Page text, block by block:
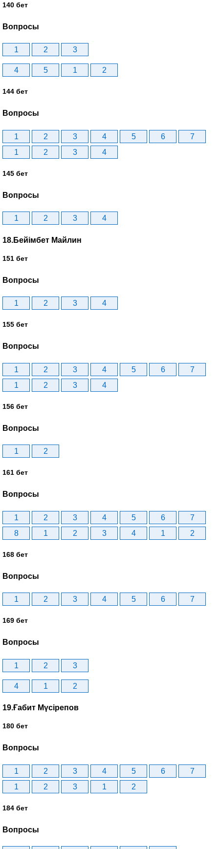
140 бет
Вопросы
1 2 3
4 5 1 2
144 бет
Вопросы
1 2 3 4 5 6
7
1
2 3 4
145 бет
Вопросы
1 2 3 4
18.Бейімбет Майлин
151 бет
Вопросы
1 2 3 4
155 бет
Вопросы
1 2 3 4 5 6
7
1
2 3 4
156 бет
Вопросы
1 2
161 бет
Вопросы
1 2 3 4 5 6
7
8
1 2 3 4 1 2
168 бет
Вопросы
1 2 3 4 5 6 7
169 бет
Вопросы
1 2 3
4 1 2
19.Ғабит Мүсірепов
180 бет
Вопросы
1 2 3 4 5 6
7
1
2 3 1 2
184 бет
Вопросы